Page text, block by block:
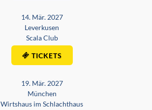
14. Mär. 2027
Leverkusen
Scala Club
TICKETS
19. Mär. 2027
München
Wirtshaus im Schlachthaus